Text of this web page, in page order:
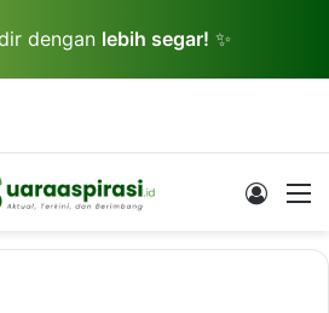
dengan lebih segar! ✨
Log In